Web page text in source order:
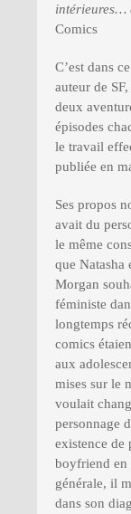
intérieures…
Comics
C’est dans
auteur de
deux
épisodes
le travail
publiée en
Ses propos
avait du
le même
que Natasha
Morgan
féministe
longtemps
comics
aux
mises sur le
voulait
personnage
existence de
boyfriend en
générale, il
dans son